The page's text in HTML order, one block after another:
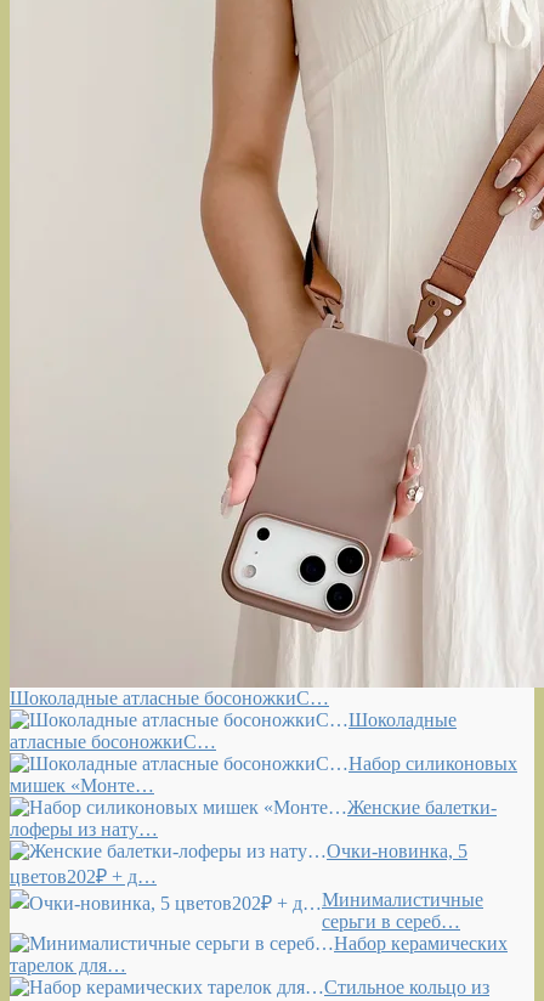
Шоколадные атласные босоножкиС…
Шоколадные
атласные босоножкиС…
Набор силиконовых
мишек «Монте…
Женские балетки-
лоферы из нату…
Очки-новинка, 5
цветов202₽ + д…
Минималистичные
серьги в сереб…
Набор керамических
тарелок для…
Стильное кольцо из